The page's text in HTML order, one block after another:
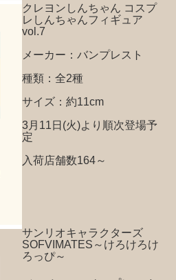
クレヨンしんちゃん コスプ
レしんちゃんフィギュア
vol.7
メーカー：バンプレスト
種類：全2種
サイズ：約11cm
3月11日(火)より順次登場予
定
入荷店舗数164～
サンリオキャラクターズ
SOFVIMATES～けろけろけ
ろっぴ～